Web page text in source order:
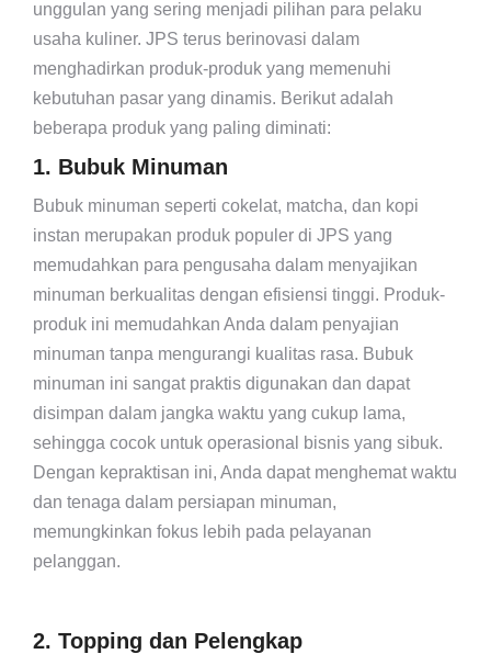
unggulan yang sering menjadi pilihan para pelaku
usaha kuliner. JPS terus berinovasi dalam
menghadirkan produk-produk yang memenuhi
kebutuhan pasar yang dinamis. Berikut adalah
beberapa produk yang paling diminati:
1. Bubuk Minuman
Bubuk minuman seperti cokelat, matcha, dan kopi
instan merupakan produk populer di JPS yang
memudahkan para pengusaha dalam menyajikan
minuman berkualitas dengan efisiensi tinggi. Produk-
produk ini memudahkan Anda dalam penyajian
minuman tanpa mengurangi kualitas rasa. Bubuk
minuman ini sangat praktis digunakan dan dapat
disimpan dalam jangka waktu yang cukup lama,
sehingga cocok untuk operasional bisnis yang sibuk.
Dengan kepraktisan ini, Anda dapat menghemat waktu
dan tenaga dalam persiapan minuman,
memungkinkan fokus lebih pada pelayanan
pelanggan.
2. Topping dan Pelengkap